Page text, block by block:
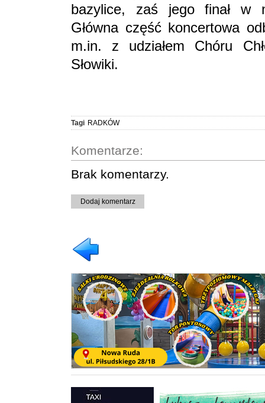
bazylice, zaś jego finał w
Główna część koncertowa
m.in. z udziałem Chóru
Słowiki.
Tagi RADKÓW
Komentarze:
Brak komentarzy.
Dodaj komentarz